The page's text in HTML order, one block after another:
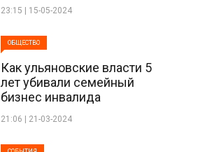
23:15 | 15-05-2024
ОБЩЕСТВО
Как ульяновские власти 5
лет убивали семейный
бизнес инвалида
21:06 | 21-03-2024